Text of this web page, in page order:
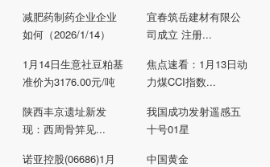
减肥药制药企业企业
如何（2026/1/14）
宜春筑岳建材有限公
司成立 注册...
1月14日生意社豆粕基
准价为3176.00元/吨
焦点速看：1月13日动
力煤CCI指数...
陕西丰京遗址新发
现：西周骨笄见...
我国成功发射遥感五
十号01星
诺亚控股(06686)1月
中国黄金